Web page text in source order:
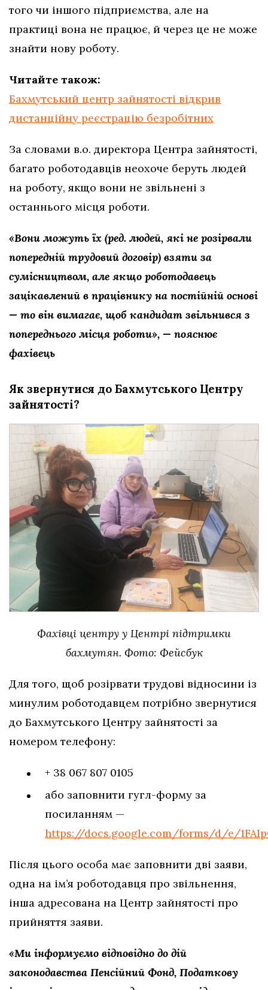
того чи іншого підприємства, але на
практиці вона не працює, й через це не може
знайти нову роботу.
Читайте також:
Бахмутський центр зайнятості відкрив
дистанційну реєстрацію безробітних
За словами в.о. директора Центра зайнятості,
багато роботодавців неохоче беруть людей
на роботу, якщо вони не звільнені з
останнього місця роботи.
«Вони можуть їх (ред. людей, які не розірвали
попередній трудовий договір) взяти за
сумісництвом, але якщо роботодавець
зацікавлений в працівнику на постійній основі
— то він вимагає, щоб кандидат звільнився з
попереднього місця роботи», — пояснює
фахівець
Як звернутися до Бахмутського Центру
зайнятості?
Фахівці центру у Центрі підтримки
бахмутян. Фото: Фейсбук
Для того, щоб розірвати трудові відносини із
минулим роботодавцем потрібно звернутися
до Бахмутського Центру зайнятості за
номером телефону:
+ 38 067 807 0105
або заповнити гугл-форму за
посиланням —
https://docs.google.com/forms/d/e/
Після цього особа має заповнити дві заяви,
одна на ім’я роботодавця про звільнення,
інша адресована на Центр зайнятості про
прийняття заяви.
«Ми інформуємо відповідно до дій
законодавства Пенсійний Фонд, Податкову